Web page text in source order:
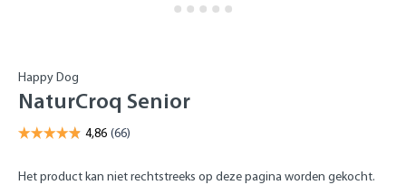
Happy Dog
NaturCroq Senior
Het product kan niet rechtstreeks op deze pagina worden gekocht.